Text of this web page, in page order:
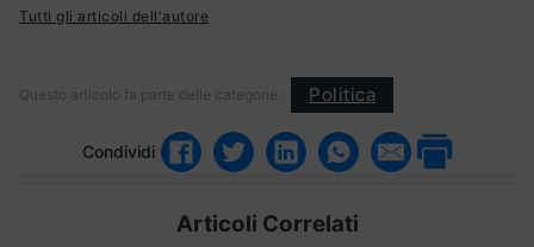
Tutti gli articoli dell'autore
Questo articolo fa parte delle categorie: Politica
Condividi
Articoli Correlati